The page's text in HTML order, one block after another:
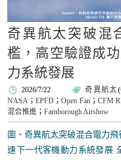
奇異航太突破混
檻，高空驗證成
力系統發展
2026/7/22 奇異航太(
NASA ；EPFD ；Open Fan； CFM
混合推進 ；Farnborough Airshow
圖、奇異航太突破混合電力
速下一代客機動力系統發展